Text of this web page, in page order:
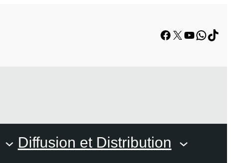
Facebook
X YouTube
Diffusion et Distribution